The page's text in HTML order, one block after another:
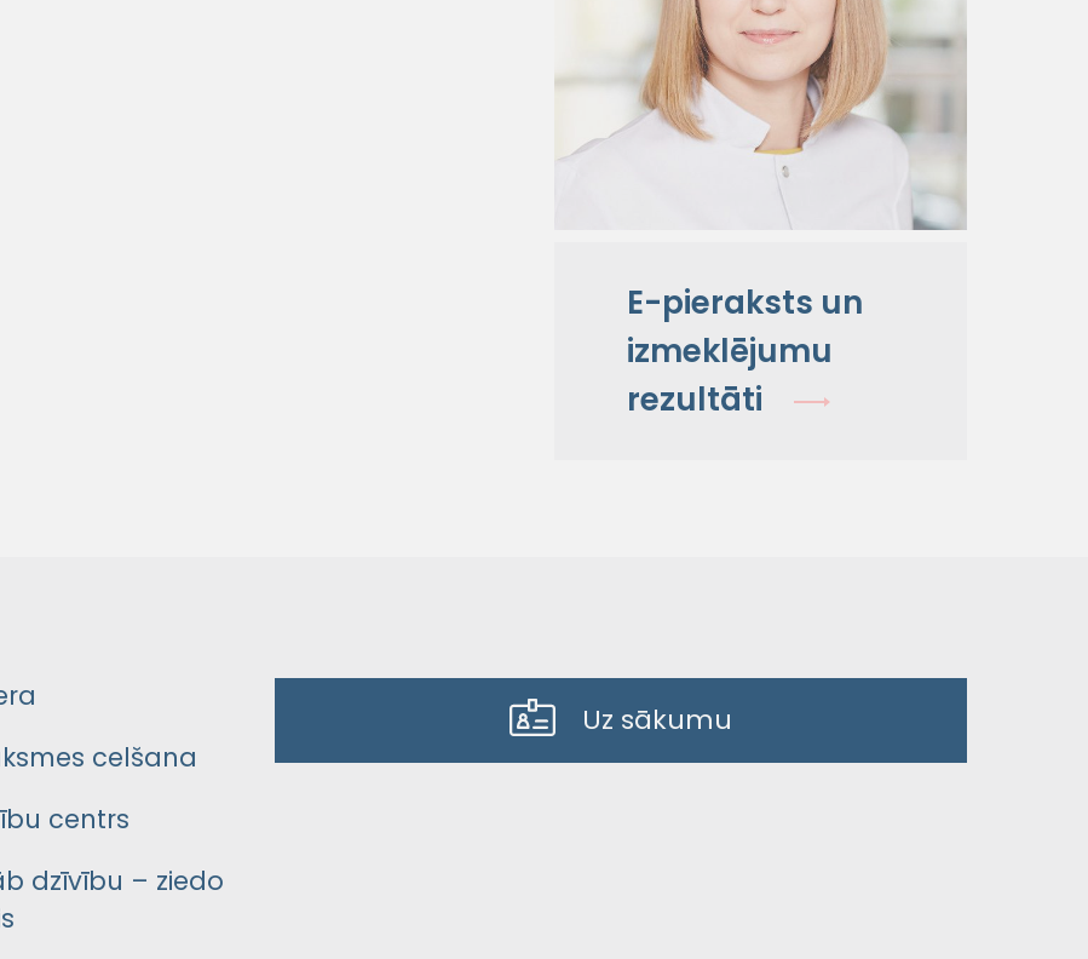
E-pieraksts un
izmeklējumu
rezultāti
celšana
centrs
dzīvību – ziedo
Uz sākumu